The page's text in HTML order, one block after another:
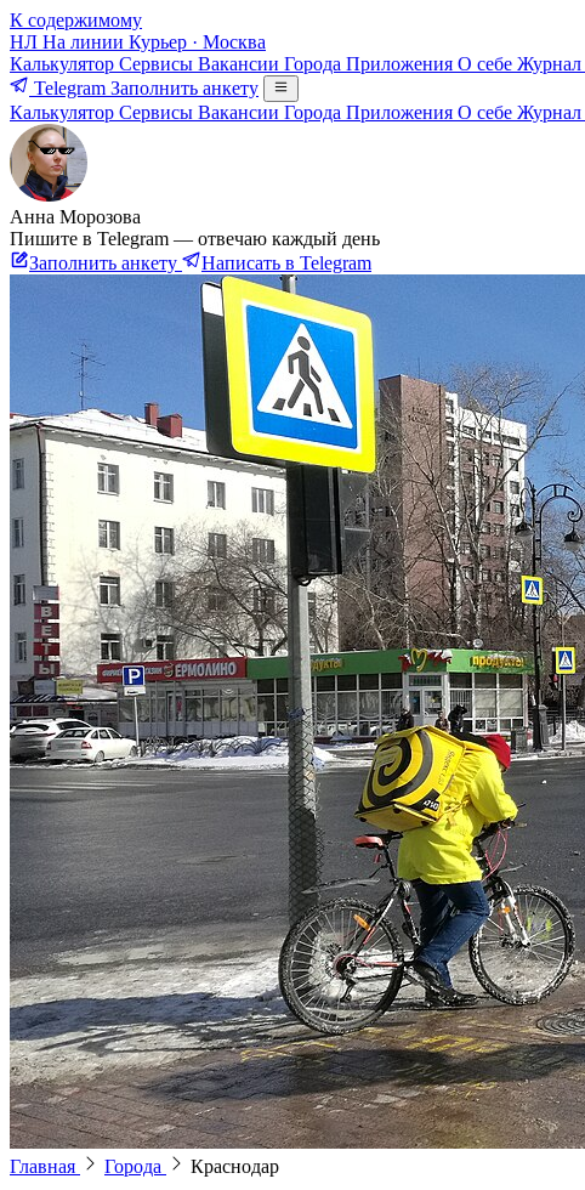
К содержимому
НЛ На линии Курьер · Москва
Калькулятор Сервисы Вакансии Города Приложения О себе Журнал
Telegram Заполнить анкету
Калькулятор Сервисы Вакансии Города Приложения О себе Журнал
Анна Морозова
Пишите в Telegram — отвечаю каждый день
Заполнить анкету
Написать в Telegram
Главная Города Краснодар